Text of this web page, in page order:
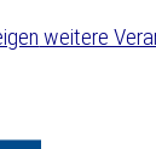
weitere